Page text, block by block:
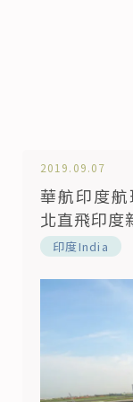
2019.09.07
華航印度
北直飛印度
印度India